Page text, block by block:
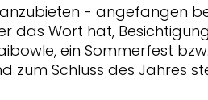
- angefangen
das Wort hat,
ein Sommerfest bzw.
Schluss des Jahres